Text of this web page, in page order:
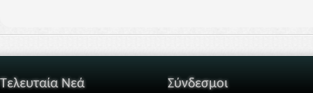
Τελευταία Νεά Σύνδεσμοι